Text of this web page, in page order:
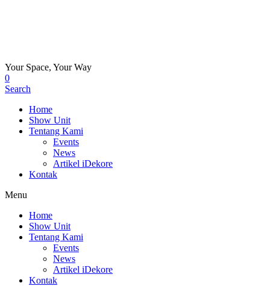
Your Space, Your Way
0
Search
Home
Show Unit
Tentang Kami
Events
News
Artikel iDekore
Kontak
Menu
Home
Show Unit
Tentang Kami
Events
News
Artikel iDekore
Kontak